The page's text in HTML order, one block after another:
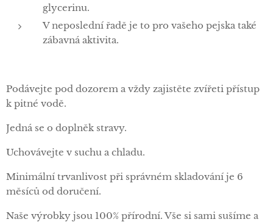
glycerinu.
V neposlední řadě je to pro vašeho pejska také
zábavná aktivita.
Podávejte pod dozorem a vždy zajistěte zvířeti přístup
k pitné vodě.
Jedná se o doplněk stravy.
Uchovávejte v suchu a chladu.
Minimální trvanlivost při správném skladování je 6
měsíců od doručení.
Naše výrobky jsou 100% přírodní. Vše si sami sušíme a